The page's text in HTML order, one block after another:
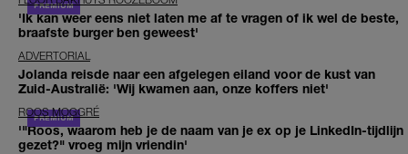
'Ik kan weer eens niet laten me af te vragen of ik wel de beste,
braafste burger ben geweest'
ADVERTORIAL
Jolanda reisde naar een afgelegen eiland voor de kust van
Zuid-Australië: 'Wij kwamen aan, onze koffers niet'
ROOS MOGGRÉ
'"Roos, waarom heb je de naam van je ex op je LinkedIn-tijdlijn
gezet?" vroeg mijn vriendin'